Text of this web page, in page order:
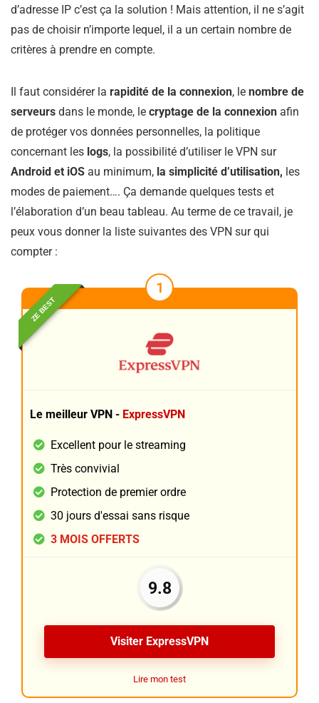
d’adresse IP c’est ça la solution ! Mais attention, il ne s’agit
pas de choisir n’importe lequel, il a un certain nombre de
critères à prendre en compte.
Il faut considérer la rapidité de la connexion, le nombre de
serveurs dans le monde, le cryptage de la connexion afin
de protéger vos données personnelles, la politique
concernant les logs, la possibilité d’utiliser le VPN sur
Android et iOS au minimum, la simplicité d’utilisation, les
modes de paiement…. Ça demande quelques tests et
l’élaboration d’un beau tableau. Au terme de ce travail, je
peux vous donner la liste suivantes des VPN sur qui
compter :
ZE BEST
1
Le meilleur VPN - ExpressVPN
Excellent pour le streaming
Très convivial
Protection de premier ordre
30 jours d'essai sans risque
3 MOIS OFFERTS
9.8
Visiter ExpressVPN
Lire mon test